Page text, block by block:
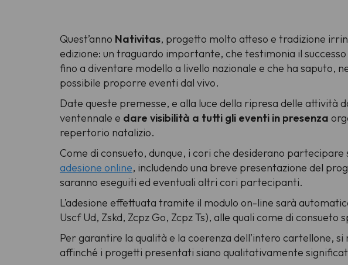
Quest’anno Nativitas, progetto molto atteso e tradizione
edizione: un traguardo importante, che testimonia il
fino a diventare modello a livello nazionale e che ha saputo,
possibile proporre eventi dal vivo.
Date queste premesse, e alla luce della ripresa delle attività
ventennale e dare visibilità a tutti gli eventi in presenza
repertorio natalizio.
Come di consueto, dunque, i cori che desiderano
adesione online, includendo una breve presentazione del
saranno eseguiti ed eventuali altri cori partecipanti.
L’adesione effettuata tramite il modulo on-line sarà
Uscf Ud, Zskd, Zcpz Go, Zcpz Ts), alle quali come di
Per garantire la qualità e la coerenza dell’intero cartellone,
affinché i progetti presentati siano qualitativamente